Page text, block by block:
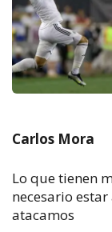
Carlos Mora
Lo que tienen
necesario
atacamos